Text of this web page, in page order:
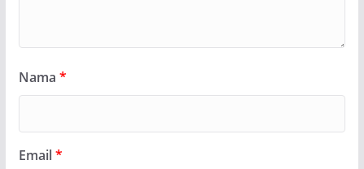
Nama *
Email*